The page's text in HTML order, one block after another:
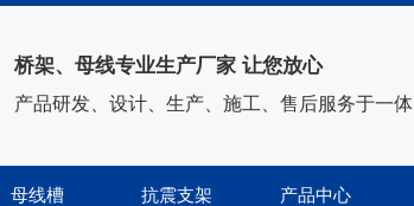
桥架、母线专业生产厂家 让您放心
产品研发、设计、生产、施工、售后服务于一体
母线槽 抗震支架 产品中心